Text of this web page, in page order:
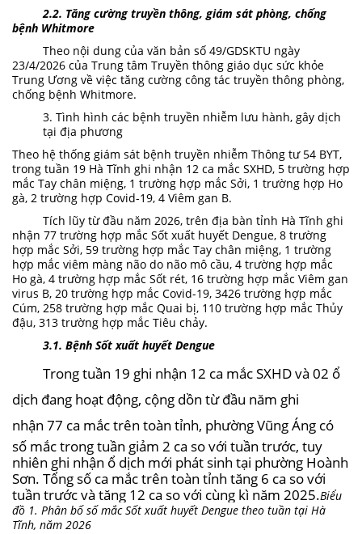
2.2. Tăng cường truyền thông, giám sát phòng, chống
bệnh Whitmore
Theo nội dung của văn bản số 49/GDSKTU ngày
23/4/2026 của Trung tâm Truyền thông giáo dục sức khỏe
Trung Ương về việc tăng cường công tác truyền thông phòng,
chống bệnh Whitmore.
3. Tình hình các bệnh truyền nhiễm lưu hành, gây dịch
tại địa phương
Theo hệ thống giám sát bệnh truyền nhiễm Thông tư 54 BYT,
trong tuần 19 Hà Tĩnh ghi nhận 12 ca mắc SXHD, 5 trường hợp
mắc Tay chân miệng, 1 trường hợp mắc Sởi, 1 trường hợp Ho
gà, 2 trường hợp Covid-19, 4 Viêm gan B.
Tích lũy từ đầu năm 2026, trên địa bàn tỉnh Hà Tĩnh ghi
nhận 77 trường hợp mắc Sốt xuất huyết Dengue, 8 trường
hợp mắc Sởi, 59 trường hợp mắc Tay chân miệng, 1 trường
hợp mắc viêm màng não do não mô cầu, 4 trường hợp mắc
Ho gà, 4 trường hợp mắc Sốt rét, 16 trường hợp mắc Viêm gan
virus B, 20 trường hợp mắc Covid-19, 3426 trường hợp mắc
Cúm, 258 trường hợp mắc Quai bị, 110 trường hợp mắc Thủy
đậu, 313 trường hợp mắc Tiêu chảy.
3.1. Bệnh Sốt xuất huyết Dengue
Trong tuần 19 ghi nhận 12 ca mắc SXHD và 02 ổ
dịch đang hoạt động, cộng dồn từ đầu năm ghi
nhận 77 ca mắc trên toàn tỉnh, phường Vũng Áng có
số mắctrong tuần giảm 2 ca so với tuần trước, tuy
nhiên ghi nhận ổ dịch mới phát sinh tại phường Hoành
Sơn. Tổng số ca mắctrên toàn tỉnh tăng 6 ca so với
tuần trước và tăng 12 ca so với cùng kì năm 2025.Biểu
đồ 1. Phân bố số mắc Sốt xuất huyết Dengue theo tuần tại Hà
Tĩnh, năm 2026